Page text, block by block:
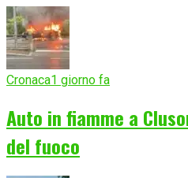
Cronaca1 giorno fa
Auto in fiamme a
del fuoco